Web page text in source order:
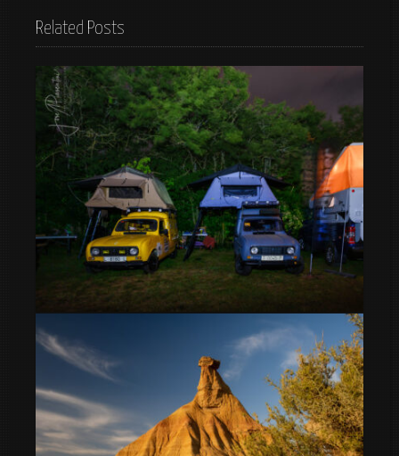
Related Posts